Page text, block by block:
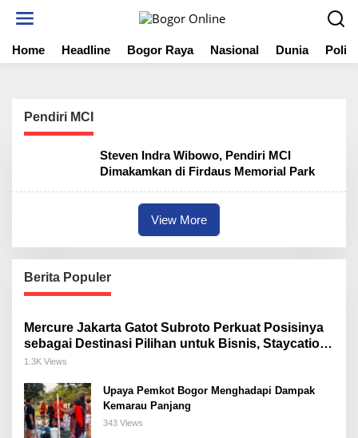
t
Home Headline Bogor Raya Nasional Dunia
Pendiri MCI
Steven Indra Wibowo, Pendiri MCI
Dimakamkan di Firdaus Memorial Park
View More
Berita Populer
Mercure Jakarta Gatot Subroto Perkuat Posisinya
sebagai Destinasi Pilihan untuk Bisnis, Staycation,
Meeting, dan Kuliner di Jakarta Selatan
1.3K Views
Upaya Pemkot Bogor Menghadapi Dampak
Kemarau Panjang
343 Views